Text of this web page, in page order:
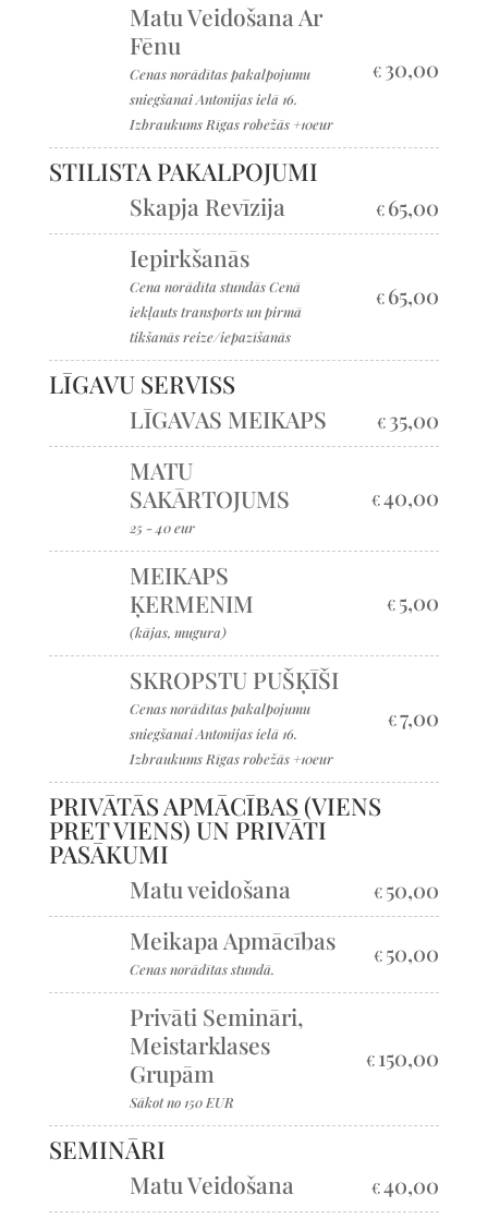
Matu Veidošana Ar
Fēnu
Cenas norādītas pakalpojumu
sniegšanai Antonijas ielā 16.
Izbraukums Rīgas robežās +10eur
€ 30,00
STILISTA PAKALPOJUMI
Skapja Revīzija € 65,00
Iepirkšanās
Cena norādīta stundās Cenā
iekļauts transports un pirmā
tikšanās reize/iepazīšanās
€ 65,00
LĪGAVU SERVISS
LĪGAVAS MEIKAPS € 35,00
MATU
SAKĀRTOJUMS
25 - 40 eur
€40,00
MEIKAPS
ĶERMENIM
(kājas, mugura)
€ 5,00
SKROPSTU PUŠĶĪŠI
Cenas norādītas pakalpojumu
sniegšanai Antonijas ielā 16.
Izbraukums Rīgas robežās +10eur
€7,00
PRIVĀTĀS APMĀCĪBAS (VIENS
PRET VIENS) UN PRIVĀTI
PASĀKUMI
Matu veidošana € 50,00
Meikapa Apmācības
Cenas norādītas stundā.
€ 50,00
Privāti Semināri,
Meistarklases
Grupām
Sākot no 150 EUR
€ 150,00
SEMINĀRI
Matu Veidošana €40,00